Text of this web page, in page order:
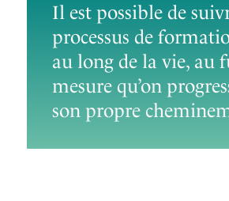
Il est possible de
processus de
au long de la vie, au
mesure qu’on
son propre